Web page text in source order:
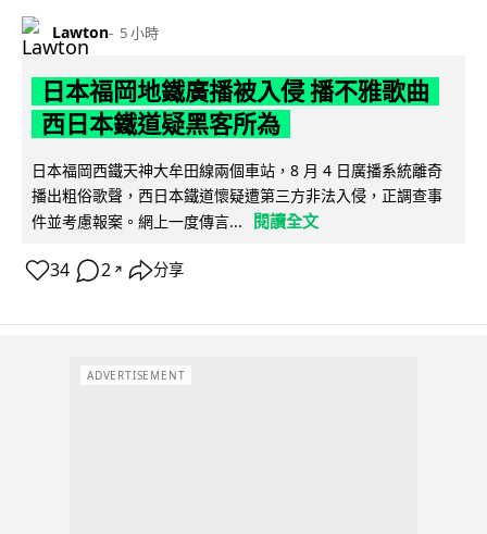
Lawton 5 小時
日本福岡地鐵廣播被入侵 播不雅歌曲
西日本鐵道疑黑客所為
日本福岡西鐵天神大牟田線兩個車站，8 月 4 日廣播系統離奇
播出粗俗歌聲，西日本鐵道懷疑遭第三方非法入侵，正調查事
件並考慮報案。網上一度傳言...
閱讀全文
34 2 ↗ 分享
ADVERTISEMENT